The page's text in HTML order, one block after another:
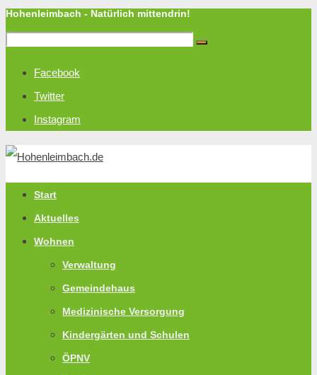
Hohenleimbach - Natürlich mittendrin!
Facebook
Twitter
Instagram
Start
Aktuelles
Wohnen
Verwaltung
Gemeindehaus
Medizinische Versorgung
Kindergärten und Schulen
ÖPNV